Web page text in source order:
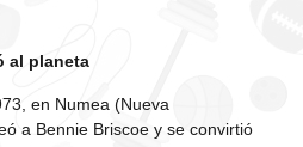
al planeta
en Numea (Nueva
a Bennie Briscoe y se convirtió